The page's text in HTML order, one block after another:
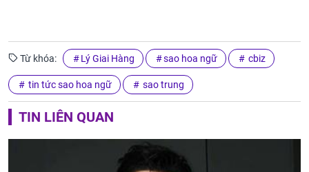
Từ khóa: Lý Giai Hàng sao hoa ngữ cbiz
tin tức sao hoa ngữ sao trung
TIN LIÊN QUAN